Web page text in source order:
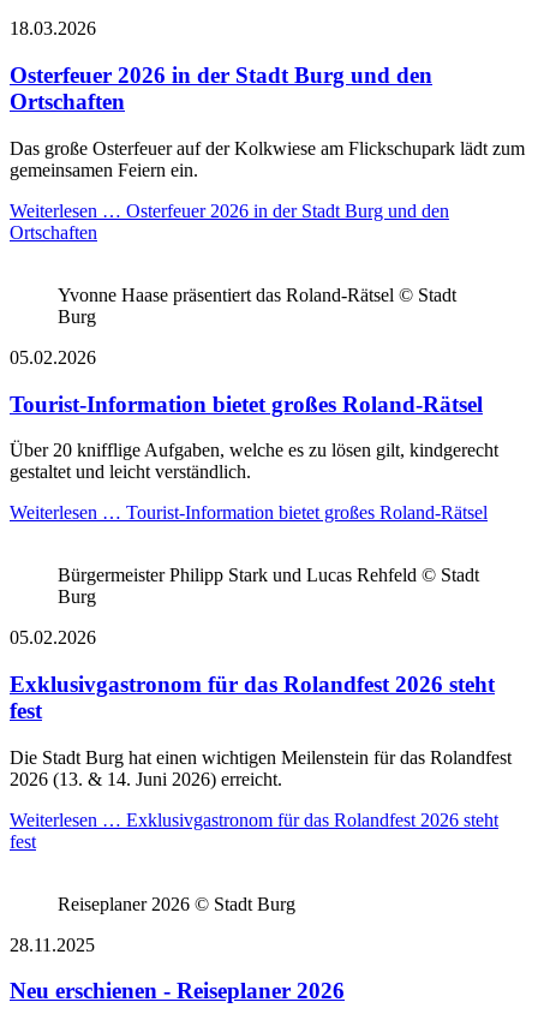
18.03.2026
Osterfeuer 2026 in der Stadt Burg und den
Ortschaften
Das große Osterfeuer auf der Kolkwiese am Flickschupark lädt zum
gemeinsamen Feiern ein.
Weiterlesen … Osterfeuer 2026 in der Stadt Burg und den
Ortschaften
Yvonne Haase präsentiert das Roland-Rätsel © Stadt
Burg
05.02.2026
Tourist-Information bietet großes Roland-Rätsel
Über 20 knifflige Aufgaben, welche es zu lösen gilt, kindgerecht
gestaltet und leicht verständlich.
Weiterlesen … Tourist-Information bietet großes Roland-Rätsel
Bürgermeister Philipp Stark und Lucas Rehfeld © Stadt
Burg
05.02.2026
Exklusivgastronom für das Rolandfest 2026 steht
fest
Die Stadt Burg hat einen wichtigen Meilenstein für das Rolandfest
2026 (13. & 14. Juni 2026) erreicht.
Weiterlesen … Exklusivgastronom für das Rolandfest 2026 steht
fest
Reiseplaner 2026 © Stadt Burg
28.11.2025
Neu erschienen - Reiseplaner 2026